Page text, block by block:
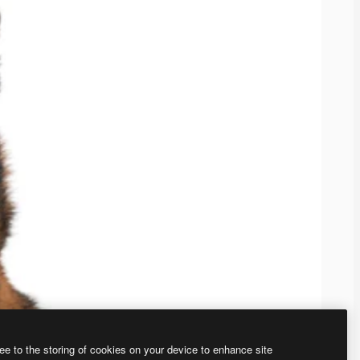
to the storing of cookies on your device to enhance site